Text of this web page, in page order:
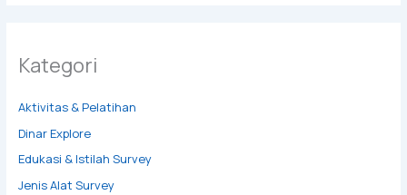
Kategori
Aktivitas & Pelatihan
Dinar Explore
Edukasi & Istilah Survey
Jenis Alat Survey